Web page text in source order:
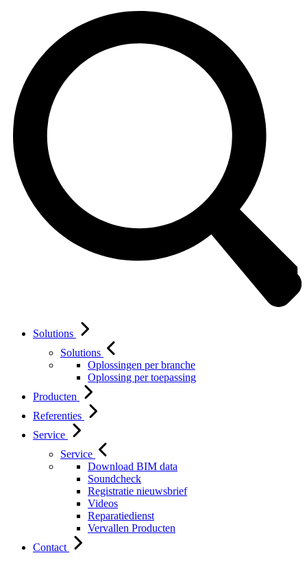
Solutions
Solutions
Oplossingen per branche
Oplossing per toepassing
Producten
Referenties
Service
Service
Download BIM data
Soundcheck
Registratie nieuwsbrief
Videos
Reparatiedienst
Vervallen Producten
Contact